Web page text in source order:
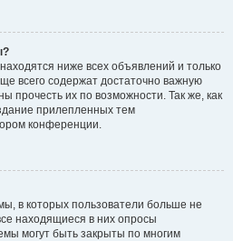
ниже всех объявлений и только
всего содержат достаточно важную
их по возможности. Так же, как
прилепленных тем
конференции.
в которых пользователи больше не
находящиеся в них опросы
могут быть закрыты по многим